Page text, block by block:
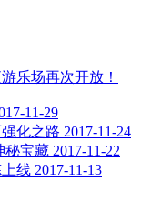
乐场再次开放！
11-29
化之路 2017-11-24
秘宝藏 2017-11-22
线 2017-11-13